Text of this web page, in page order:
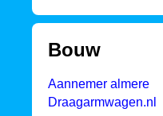
Bouw
Aannemer almere
Draagarmwagen.nl